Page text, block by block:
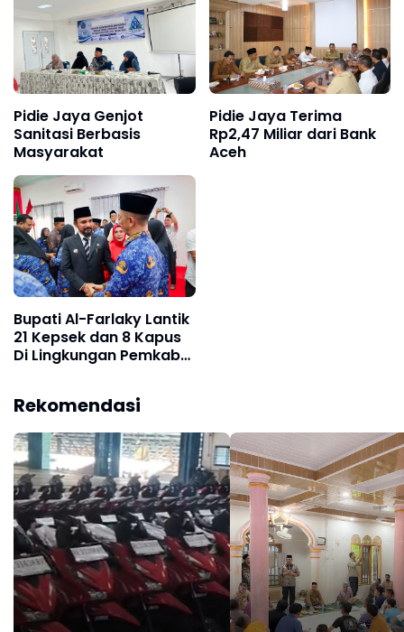
Pidie Jaya Genjot
Sanitasi Berbasis
Masyarakat
Pidie Jaya Terima
Rp2,47 Miliar dari Bank
Aceh
Bupati Al-Farlaky Lantik
21 Kepsek dan 8 Kapus
Di Lingkungan Pemkab
Rekomendasi